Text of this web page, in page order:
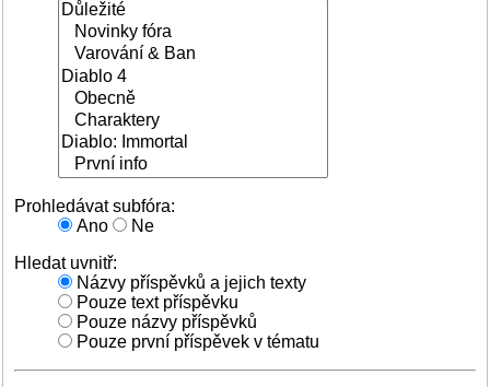
Prohledávat subfóra:
Ano
Ne
Hledat uvnitř:
Názvy příspěvků a jejich texty
Pouze text příspěvku
Pouze názvy příspěvků
Pouze první příspěvek v tématu